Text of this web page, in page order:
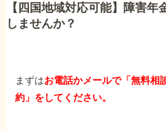
【四国地域対応可能】障害
しませんか？
まずはお電話かメールで「無料相
約」をしてください。